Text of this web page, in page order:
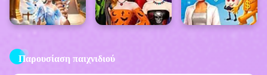
Παρουσίαση παιχνιδιού